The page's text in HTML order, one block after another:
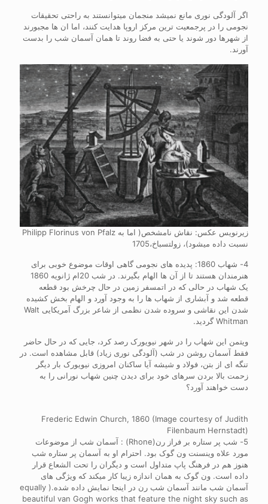
اگر آلودگی نوری مانع نمیشد منجمان میتوانستند به راحتی تحقیقات
نجومی را در پرجمعیت ترین مرکز اروپا هدایت کنند، اما ان ها مجبورند
از شهرها دور شوند یا حتی به فضا روند تا همان آسمان شب را بدست
آورند.
زیرنویس عکس: نقاش نامشخص( اما به Philipp Florinus von Pfalz
نسبت داده میشود)، زولتسباخ،1705
4- شهاب 1860: پدیده های نجومی گاهی اوقات موضوع خوبی برای
هنرمندان هستند تا از آن ها الهام بگیرند. در شب 20ام ژانویه 1860
یک شهاب در حالی که در اتمسفر زمین در حال چرخش بود قطعه
قطعه شد و آبشاری از شهاب ها را به وجود آورد و الهام بخش کشیده
شدن این نقاشی و سروده شدن نظمی از شاعر بزرگ آمریکایی Walt
Whitman گردید.
ویتمن این شهاب را در شهر نیویورک رصد کرد، جایی که در حال حاضر
فقط آسمان روشن در شب (آلودگی نوری زیاد) قابل مشاهده است. در
تنگه ای از بتن، فولاد و شیشه آیا ساکنان امروزی نیویورک بار دیگر
زحمت بالا بردن سرهای خود برای دیدن چنین شهاب نورانی را به
دست خواهند آورد؟
Frederic Edwin Church, 1860 (Image courtesy of Judith
Filenbaum Hernstadt)
5- شب پر ستاره بر فراز رن(Rhone) : آسمان شب از موضوعات
مورد علاه وینسنت ون گوک بود. احترام او به آسمان پر ستاره شب
هنوز هم در فرهنگ پاپ متداول است و دیگران را تحت الشعاع قرار
داده است. ون گوک به همان اندازه زیبا کار میکند که ویژگی های
آسمان شب مانند آسمان شب رن در اینجا نمایش داده شده.( equally
beautiful van Gogh works that feature the night sky such as